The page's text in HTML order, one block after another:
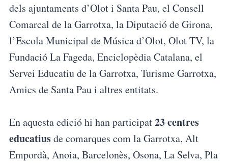
dels ajuntaments d’Olot i Santa Pau, el Consell
Comarcal de la Garrotxa, la Diputació de Girona,
l’Escola Municipal de Música d’Olot, Olot TV, la
Fundació La Fageda, Enciclopèdia Catalana, el
Servei Educatiu de la Garrotxa, Turisme Garrotxa,
Amics de Santa Pau i altres entitats.
En aquesta edició hi han participat23 centres
educatiusde comarques com la Garrotxa, Alt
Empordà, Anoia, Barcelonès, Osona, La Selva, Pla